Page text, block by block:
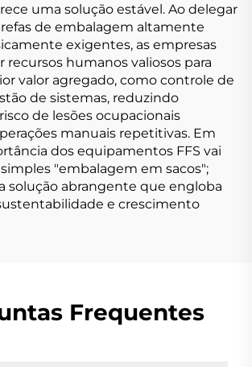
uma solução estável. Ao delegar
de embalagem altamente
exigentes, as empresas
recursos humanos valiosos para
valor agregado, como controle de
de sistemas, reduzindo
de lesões ocupacionais
manuais repetitivas. Em
dos equipamentos FFS vai
"embalagem em sacos";
solução abrangente que engloba
e crescimento
Frequentes